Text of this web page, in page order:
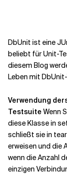
DbUnit ist eine
beliebt für Unit-
diesem Blog
Leben mit
Verwendung
Testsuite Wenn
diese Klasse in
schließt sie in
erweisen und die
wenn die Anzahl
einzigen